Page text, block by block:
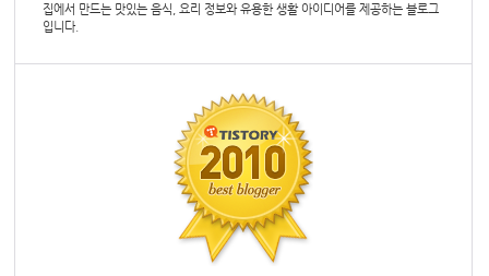
집에서 만드는 맛있는 음식, 요리 정보와 유용한 생활 아이디어를 제공하는 블로그
입니다.